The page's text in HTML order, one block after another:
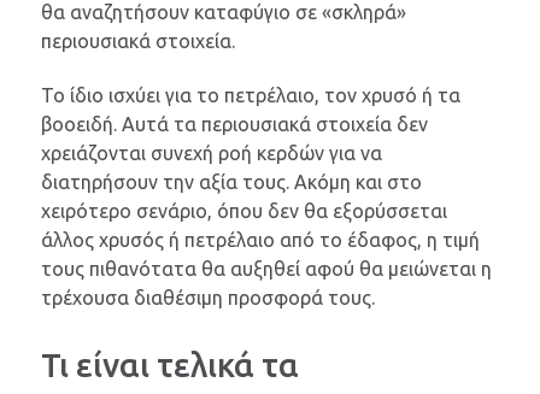
θα αναζητήσουν καταφύγιο σε «σκληρά»
περιουσιακά στοιχεία.
Το ίδιο ισχύει για το πετρέλαιο, τον χρυσό ή τα
βοοειδή. Αυτά τα περιουσιακά στοιχεία δεν
χρειάζονται συνεχή ροή κερδών για να
διατηρήσουν την αξία τους. Ακόμη και στο
χειρότερο σενάριο, όπου δεν θα εξορύσσεται
άλλος χρυσός ή πετρέλαιο από το έδαφος, η τιμή
τους πιθανότατα θα αυξηθεί αφού θα μειώνεται η
τρέχουσα διαθέσιμη προσφορά τους.
Τι είναι τελικά τα